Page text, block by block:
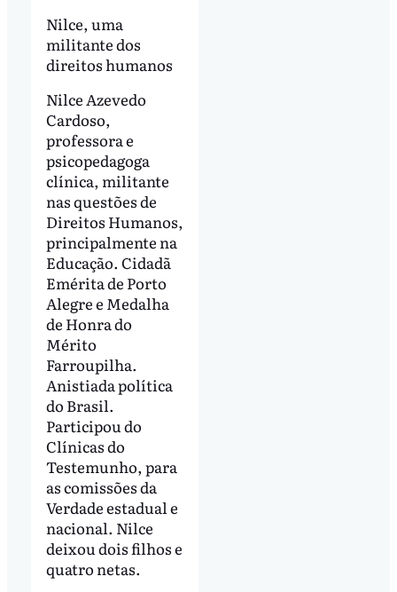
Nilce, uma
militante dos
direitos humanos
Nilce Azevedo
Cardoso,
professora e
psicopedagoga
clínica, militante
nas questões de
Direitos Humanos,
principalmente na
Educação. Cidadã
Emérita de Porto
Alegre e Medalha
de Honra do
Mérito
Farroupilha.
Anistiada política
do Brasil.
Participou do
Clínicas do
Testemunho, para
as comissões da
Verdade estadual e
nacional. Nilce
deixou dois filhos e
quatro netas.